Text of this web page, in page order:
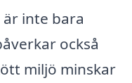
inte bara
också
miljö minskar